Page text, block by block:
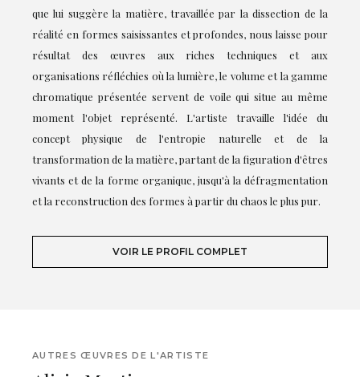
que lui suggère la matière, travaillée par la dissection de la
réalité en formes saisissantes et profondes, nous laisse pour
résultat des œuvres aux riches techniques et aux
organisations réfléchies où la lumière, le volume et la gamme
chromatique présentée servent de voile qui situe au même
moment l'objet représenté. L'artiste travaille l'idée du
concept physique de l'entropie naturelle et de la
transformation de la matière, partant de la figuration d'êtres
vivants et de la forme organique, jusqu'à la défragmentation
et la reconstruction des formes à partir du chaos le plus pur.
VOIR LE PROFIL COMPLET
AUTRES ŒUVRES DE L'ARTISTE